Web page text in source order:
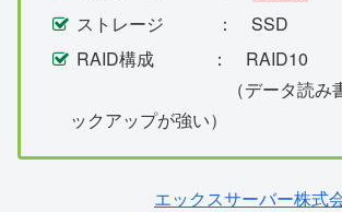
ストレージ ： SSD
RAID構成 ： RAID10
（データ読み書き
ックアップが強い）
エックスサーバー株